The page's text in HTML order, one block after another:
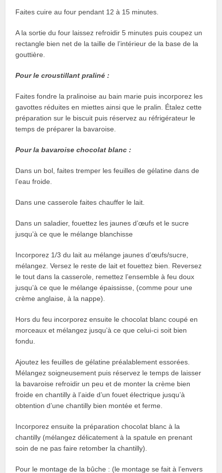
Faites cuire au four pendant 12 à 15 minutes.
A la sortie du four laissez refroidir 5 minutes puis coupez un
rectangle bien net de la taille de l’intérieur de la base de la
gouttière.
Pour le croustillant praliné :
Faites fondre la pralinoise au bain marie puis incorporez les
gavottes réduites en miettes ainsi que le pralin. Étalez cette
préparation sur le biscuit puis réservez au réfrigérateur le
temps de préparer la bavaroise.
Pour la bavaroise chocolat blanc :
Dans un bol, faites tremper les feuilles de gélatine dans de
l’eau froide.
Dans une casserole faites chauffer le lait.
Dans un saladier, fouettez les jaunes d’œufs et le sucre
jusqu’à ce que le mélange blanchisse
Incorporez 1/3 du lait au mélange jaunes d’œufs/sucre,
mélangez. Versez le reste de lait et fouettez bien. Reversez
le tout dans la casserole, remettez l’ensemble à feu doux
jusqu’à ce que le mélange épaississe, (comme pour une
crème anglaise, à la nappe).
Hors du feu incorporez ensuite le chocolat blanc coupé en
morceaux et mélangez jusqu’à ce que celui-ci soit bien
fondu.
Ajoutez les feuilles de gélatine préalablement essorées.
Mélangez soigneusement puis réservez le temps de laisser
la bavaroise refroidir un peu et de monter la crème bien
froide en chantilly à l’aide d’un fouet électrique jusqu’à
obtention d’une chantilly bien montée et ferme.
Incorporez ensuite la préparation chocolat blanc à la
chantilly (mélangez délicatement à la spatule en prenant
soin de ne pas faire retomber la chantilly).
Pour le montage de la bûche : (le montage se fait à l’envers